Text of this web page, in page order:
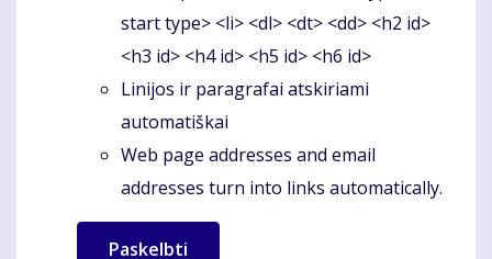
start type> <li> <dl> <dt> <dd> <h2 id>
<h3 id> <h4 id> <h5 id> <h6 id>
Linijos ir paragrafai atskiriami
automatiškai
Web page addresses and email
addresses turn into links automatically.